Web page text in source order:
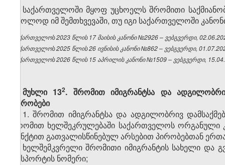
3. საქართველოში მყოფ უცხოელს შრომითი
მხოლოდ იმ შემთხვევაში, თუ იგი საქართველოში
საქართველოს 2023 წლის 17 მაისის კანონი №2926 – ვებგვერდი,
საქართველოს 2025 წლის 26 ივნისის კანონი №862 – ვებგვერდი,
საქართველოს 2026 წლის 15 აპრილის კანონი №1509 – ვებგვერდი,
მუხლი 13​2. შრომით იმიგრანტსა და
პირობები
1. შრომით იმიგრანტსა და ადგილობრივ
შრომით ხელშეკრულებაში საქართველოს ორგანული
პუნქტით გათვალისწინებულ არსებით პირობებთან
ა) ხელშემკვრელი შრომითი იმიგრანტის სახელი და
პასპორტის ნომერი;